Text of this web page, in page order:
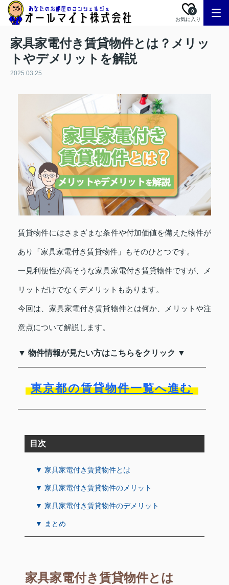
お気に入り
0
家具家電付き賃貸物件とは？メリッ
トやデメリットを解説
2025.03.25
賃貸物件にはさまざまな条件や付加価値を備えた物件が
あり「家具家電付き賃貸物件」もそのひとつです。
一見利便性が高そうな家具家電付き賃貸物件ですが、メ
リットだけでなくデメリットもあります。
今回は、家具家電付き賃貸物件とは何か、メリットや注
意点について解説します。
▼ 物件情報が見たい方はこちらをクリック ▼
東京都の賃貸物件一覧へ進む
目次
▼ 家具家電付き賃貸物件とは
▼ 家具家電付き賃貸物件のメリット
▼ 家具家電付き賃貸物件のデメリット
▼ まとめ
家具家電付き賃貸物件とは